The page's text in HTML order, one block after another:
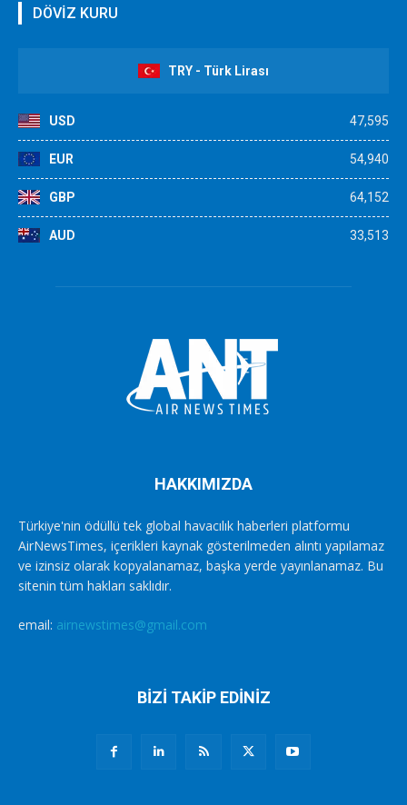
DÖVİZ KURU
TRY - Türk Lirası
USD 47,595
EUR 54,940
GBP 64,152
AUD 33,513
HAKKIMIZDA
Türkiye'nin ödüllü tek global havacılık haberleri platformu
AirNewsTimes, içerikleri kaynak gösterilmeden alıntı yapılamaz
ve izinsiz olarak kopyalanamaz, başka yerde yayınlanamaz. Bu
sitenin tüm hakları saklıdır.
email: airnewstimes@gmail.com
BİZİ TAKİP EDİNİZ